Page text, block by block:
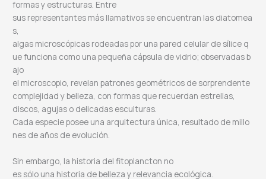
formas y estructuras. Entre
sus representantes más llamativos se encuentran las diatomea
s,
algas microscópicas rodeadas por una pared celular de sílice q
ue funciona como una pequeña cápsula de vidrio; observadas b
ajo
el microscopio, revelan patrones geométricos de sorprendente
complejidad y belleza, con formas que recuerdan estrellas,
discos, agujas o delicadas esculturas.
Cada especie posee una arquitectura única, resultado de millo
nes de años de evolución.
Sin embargo, la historia del fitoplancton no
es sólo una historia de belleza y relevancia ecológica.